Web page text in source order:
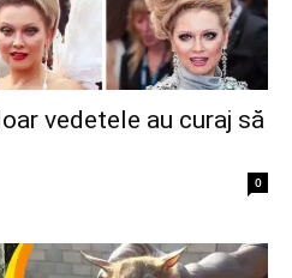
vedetele au curaj să
0